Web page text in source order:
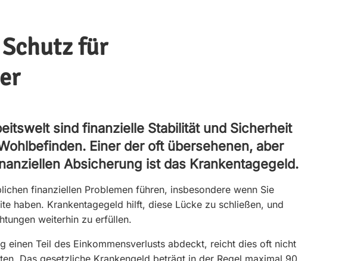
für
sind finanzielle Stabilität und Sicherheit
Einer der oft übersehenen, aber
Absicherung ist das Krankentagegeld.
finanziellen Problemen führen, insbesondere wenn Sie
haben. Krankentagegeld hilft, diese Lücke zu schließen, und
weiterhin zu erfüllen.
einen Teil des Einkommensverlusts abdeckt, reicht dies oft nicht